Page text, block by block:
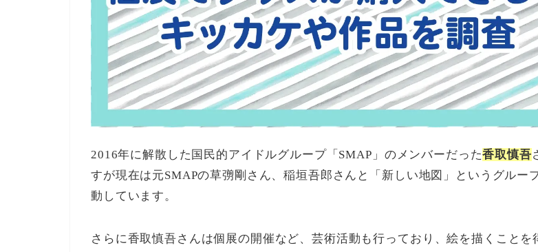
2016年に解散した国民的アイドルグループ「SMAP」のメンバーだった香取慎吾
すが現在は元SMAPの草彅剛さん、稲垣吾郎さんと「 新しい地図」というグルー
動しています。
さらに香取慎吾さんは個展の開催など、芸術活動も行っており、絵を描くことを